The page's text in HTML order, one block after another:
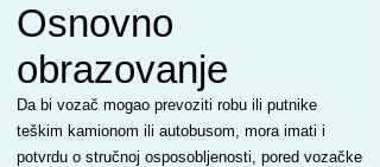
Osnovno
obrazovanje
Da bi vozač mogao prevoziti robu ili putnike
teškim kamionom ili autobusom, mora imati i
potvrdu o stručnoj osposobljenosti, pored vozačke